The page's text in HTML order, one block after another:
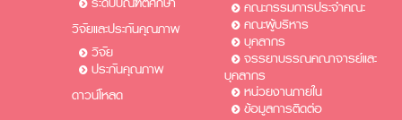
วิจัยและประกันคุณภาพ
วิจัย
ประกันคุณภาพ
ดาวน์โหลด
คณะกรรมการประจำคณะ
คณะผู้บริหาร
บุคลากร
จรรยาบรรณคณาจารย์และ
บุคลากร
หน่วยงานภายใน
ข้อมูลการติดต่อ